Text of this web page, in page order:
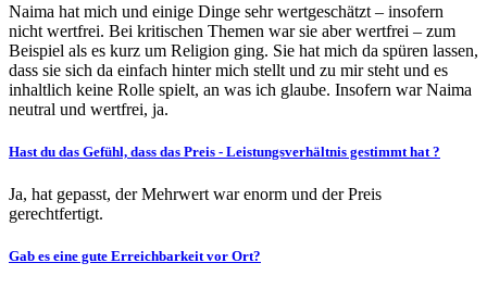
Naima hat mich und einige Dinge sehr wertgeschätzt – insofern
nicht wertfrei. Bei kritischen Themen war sie aber wertfrei – zum
Beispiel als es kurz um Religion ging. Sie hat mich da spüren lassen,
dass sie sich da einfach hinter mich stellt und zu mir steht und es
inhaltlich keine Rolle spielt, an was ich glaube. Insofern war Naima
neutral und wertfrei, ja.
Hast du das Gefühl, dass das Preis - Leistungsverhältnis gestimmt hat ?
Ja, hat gepasst, der Mehrwert war enorm und der Preis
gerechtfertigt.
Gab es eine gute Erreichbarkeit vor Ort?